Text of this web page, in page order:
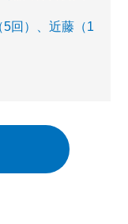
回）、近藤（1